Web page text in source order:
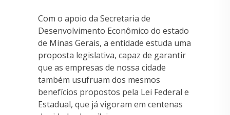
Com o apoio da Secretaria de
Desenvolvimento Econômico do estado
de Minas Gerais, a entidade estuda uma
proposta legislativa, capaz de garantir
que as empresas de nossa cidade
também usufruam dos mesmos
benefícios propostos pela Lei Federal e
Estadual, que já vigoram em centenas